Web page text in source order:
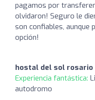
pagamos por
olvidaron! Seguro le
son confiables, aunque
opción!
hostal del sol rosario
Experiencia fantástica:
autodromo